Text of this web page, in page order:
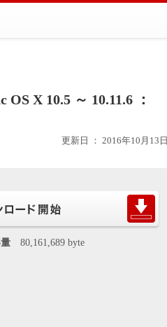
X 10.5 ～ 10.11.6 ：
更新日 ： 2016年10月13日
80,161,689 byte